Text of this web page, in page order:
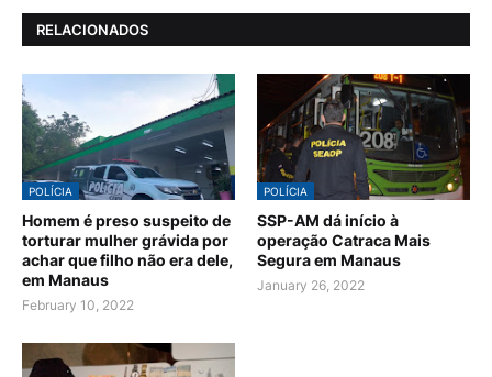
RELACIONADOS
POLÍCIA
Homem é preso suspeito de
torturar mulher grávida por
achar que filho não era dele,
em Manaus
February 10, 2022
POLÍCIA
SSP-AM dá início à
operação Catraca Mais
Segura em Manaus
January 26, 2022